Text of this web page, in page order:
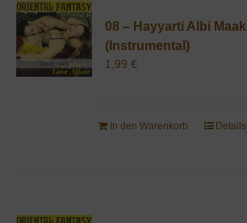
08 – Hayyarti Albi Maak
(Instrumental)
1,99 €
In den Warenkorb Details